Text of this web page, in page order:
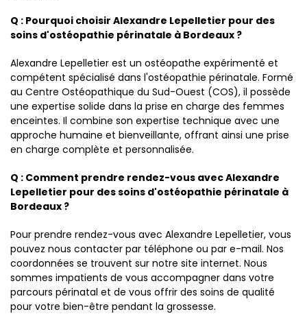
Q : Pourquoi choisir Alexandre Lepelletier pour des
soins d'ostéopathie périnatale à Bordeaux ?
Alexandre Lepelletier est un ostéopathe expérimenté et
compétent spécialisé dans l'ostéopathie périnatale. Formé
au Centre Ostéopathique du Sud-Ouest (COS), il possède
une expertise solide dans la prise en charge des femmes
enceintes. Il combine son expertise technique avec une
approche humaine et bienveillante, offrant ainsi une prise
en charge complète et personnalisée.
Q : Comment prendre rendez-vous avec Alexandre
Lepelletier pour des soins d'ostéopathie périnatale à
Bordeaux ?
Pour prendre rendez-vous avec Alexandre Lepelletier, vous
pouvez nous contacter par téléphone ou par e-mail. Nos
coordonnées se trouvent sur notre site internet. Nous
sommes impatients de vous accompagner dans votre
parcours périnatal et de vous offrir des soins de qualité
pour votre bien-être pendant la grossesse.